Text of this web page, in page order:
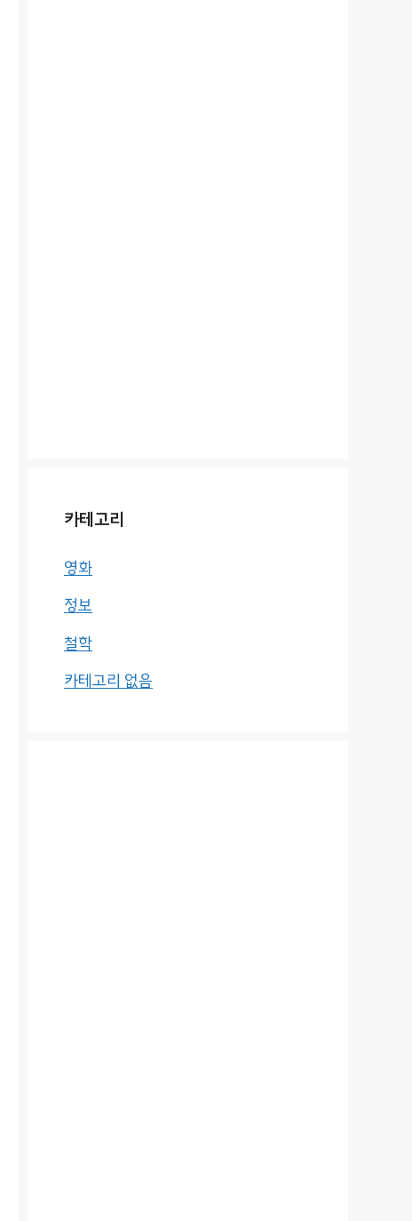
카테고리
영화
정보
철학
카테고리 없음